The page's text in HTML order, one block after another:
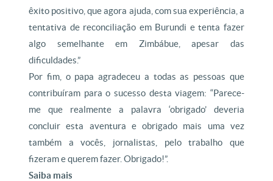
êxito positivo, que agora ajuda, com sua experiência, a
tentativa de reconciliação em Burundi e tenta fazer
algo semelhante em Zimbábue, apesar das
dificuldades.”
Por fim, o papa agradeceu a todas as pessoas que
contribuíram para o sucesso desta viagem: “Parece-
me que realmente a palavra ‘obrigado’ deveria
concluir esta aventura e obrigado mais uma vez
também a vocês, jornalistas, pelo trabalho que
fizeram e querem fazer. Obrigado!”.
Saiba mais